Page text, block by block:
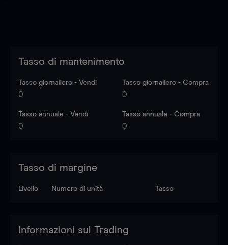
Tasso di mantenimento
Tasso giornaliero - Vendi
0
Tasso giornaliero - Compra
0
Tasso annuale - Vendi
0
Tasso annuale - Compra
0
Tasso di margine
Livello Numero di unità Tasso
Informazioni sul Trading